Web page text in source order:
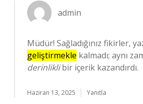
admin
Müdür! Sağladığınız fikirler,
geliştirmekle kalmadı; aynı
derinliklibir içerik kazandırdı.
Haziran 13, 2025 Yanıtla